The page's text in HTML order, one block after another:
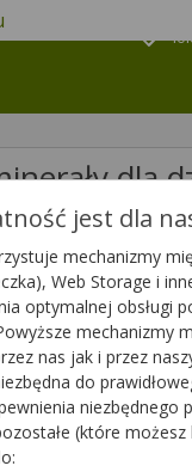
dla
produkty dla dzieci
lizaków, żelków,
proszków do
do ssania,
jest dla
mechanizmy
Web Storage i
optymalnej obsługi
mechanizmy
nas jak i przez
do
niezbędnego
(które